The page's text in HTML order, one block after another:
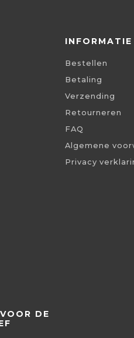
INFORMATIE
Bestellen
Betaling
Verzending
Retourneren
FAQ
Algemene
Privacy
DE